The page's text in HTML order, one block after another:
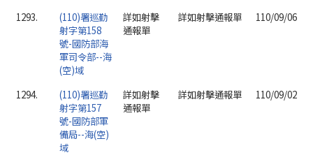
1293.
(110)署巡勤
射字第158
號-國防部海
軍司令部--海
(空)域
詳如射擊
通報單
詳如射擊通報單 110/09/06
1294.
(110)署巡勤
射字第157
號-國防部軍
備局--海(空)
域
詳如射擊
通報單
詳如射擊通報單 110/09/02